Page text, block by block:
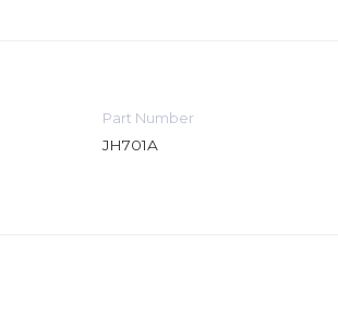
Part Number
JH701A